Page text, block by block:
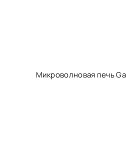
Микроволновая печь